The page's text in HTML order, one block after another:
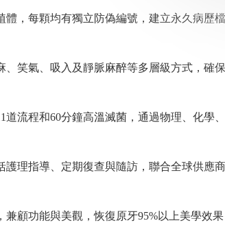
每顆均有獨立防偽編號，建立永久病歷檔
氣、吸入及靜脈麻醉等多層級方式，確保
程和60分鐘高溫滅菌，通過物理、化學、
指導、定期復查與隨訪，聯合全球供應商
顧功能與美觀，恢復原牙95%以上美學效果